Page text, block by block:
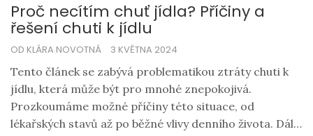
Proč necítím chuť jídla? Příčiny a
řešení chuti k jídlu
OD KLÁRA NOVOTNÁ 3 KVĚTNA 2024
Tento článek se zabývá problematikou ztráty chuti k
jídlu, která může být pro mnohé znepokojivá.
Prozkoumáme možné příčiny této situace, od
lékařských stavů až po běžné vlivy denního života. Dále